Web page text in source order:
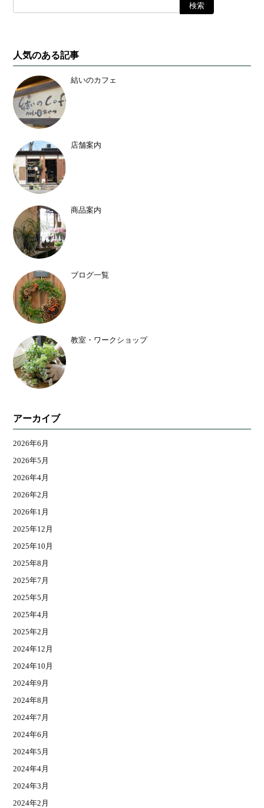
人気のある記事
結いのカフェ
店舗案内
商品案内
ブログ一覧
教室・ワークショップ
アーカイブ
2026年6月
2026年5月
2026年4月
2026年2月
2026年1月
2025年12月
2025年10月
2025年8月
2025年7月
2025年5月
2025年4月
2025年2月
2024年12月
2024年10月
2024年9月
2024年8月
2024年7月
2024年6月
2024年5月
2024年4月
2024年3月
2024年2月